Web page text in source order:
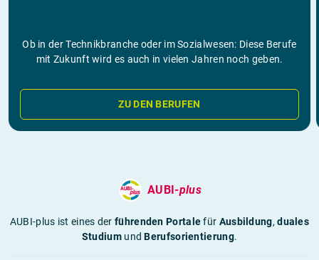
Ob in der Technikbranche oder im Sozialwesen: Diese Berufe
mit Zukunft wird es auch in vielen Jahren noch geben.
ZU DEN BERUFEN
AUBI-plus
AUBI-plus ist eines derführenden Portalefür Ausbildung,duales
StudiumundBerufsorientierung.